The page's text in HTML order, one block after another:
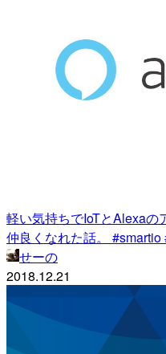
軽い気持ちでIoTとAlexaの
仲良くなれた話。 #smartio
せーの
2018.12.21